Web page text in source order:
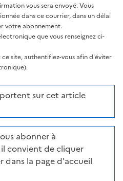
vous sera envoyé. Vous
dans ce courrier, dans un délai
votre abonnement.
que vous renseignez ci-
site, authentifiez-vous afin d'éviter
sur cet article
abonner à
convient de cliquer
dans la page d'accueil